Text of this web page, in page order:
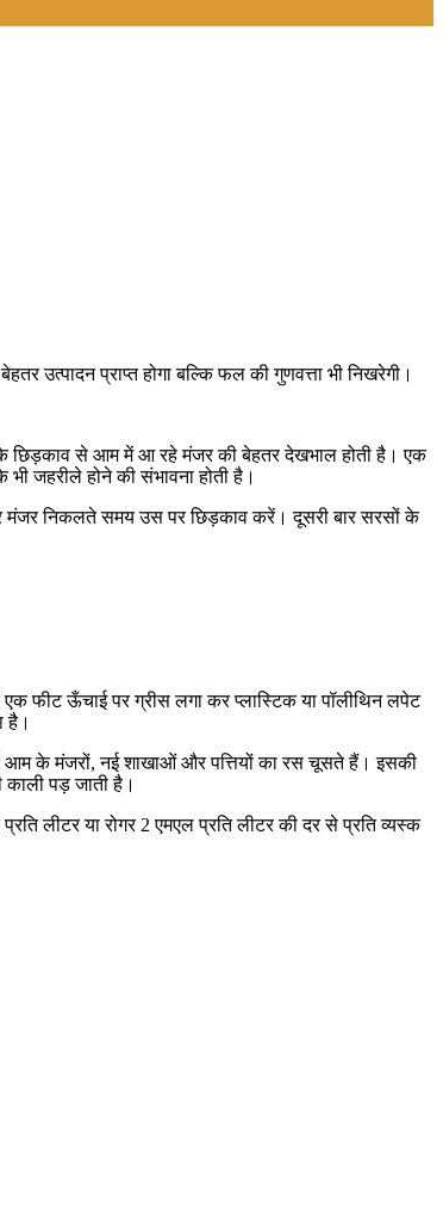
प्राप्त होगा बल्कि फल की गुणवत्ता भी निखरेगी।
से आम में आ रहे मंजर की बेहतर देखभाल होती है। एक
जहरीले होने की संभावना होती है।
मंजर निकलते समय उस पर छिड़काव करें। दूसरी बार सरसों के
ऊँचाई पर ग्रीस लगा कर प्लास्टिक या पॉलीथिन लपेट
है।
आम के मंजरों, नई शाखाओं और पत्तियों का रस चूसते हैं। इसकी
पड़ जाती है।
लीटर या रोगर 2 एमएल प्रति लीटर की दर से प्रति व्यस्क